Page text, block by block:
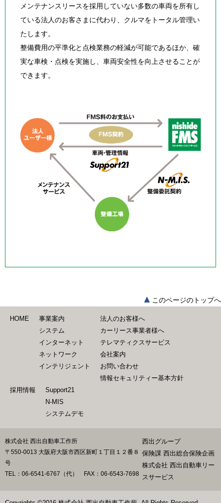
メンテナンスリースを採用していない多数の車両を所有し
ている法人のお客さまに代わり、クルマをトータル管理い
たします。
整備費用の平準化と点検業務の軽減が可能であるほか、確
実な車検・点検を実施し、車両安全性を向上させることが
できます。
▲ このページのトップへ
HOME
事業案内
システム
インターネット
ネットワーク
インテリジェント
法人のお客様へ
カーリース事業者様へ
テレマティクスサービス
会社案内
お問い合わせ
情報セキュリティー基本方針
採用情報
Support21
N-MIS
システムデモ
株式会社 西出自動車工作所
〒550-0013 大阪府大阪市西区新町１丁目１２番８
号
TEL：06-6541-6767（代） FAX：06-6543-7698
西出グループ
保険課 西出総合保険企画
株式会社 西出自動車リー
スサービス